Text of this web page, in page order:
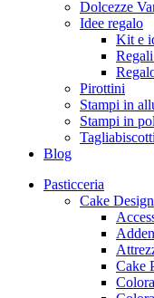
Dolcezze
Idee regalo
Kit e
Pirottini
Stampi in
Stampi in
Blog
Pasticceria
Cake Design
Cake